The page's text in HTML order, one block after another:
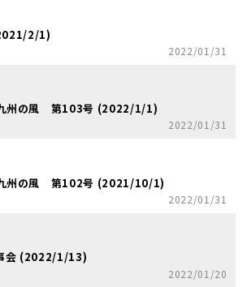
2/1)
2022/01/31
の風 第103号 (2022/1/1)
2022/01/31
の風 第102号 (2021/10/1)
2022/01/31
会 (2022/1/13)
2022/01/20